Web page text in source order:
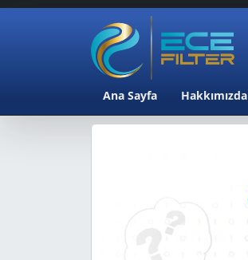
Ana Sayfa Hakkımızda